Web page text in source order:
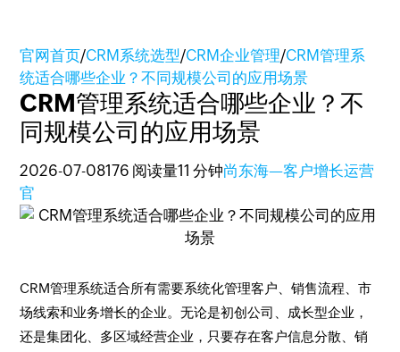
官网首页/CRM系统选型/CRM企业管理/CRM管理系
统适合哪些企业？不同规模公司的应用场景
CRM管理系统适合哪些企业？不
同规模公司的应用场景
2026-07-08176 阅读量11 分钟尚东海—客户增长运营
官
CRM管理系统适合所有需要系统化管理客户、销售流程、市
场线索和业务增长的企业。无论是初创公司、成长型企业，
还是集团化、多区域经营企业，只要存在客户信息分散、销